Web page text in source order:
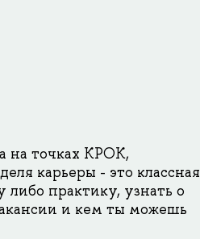
точках KPOK,
карьеры - это классная
практику, узнать о
и кем ты можешь